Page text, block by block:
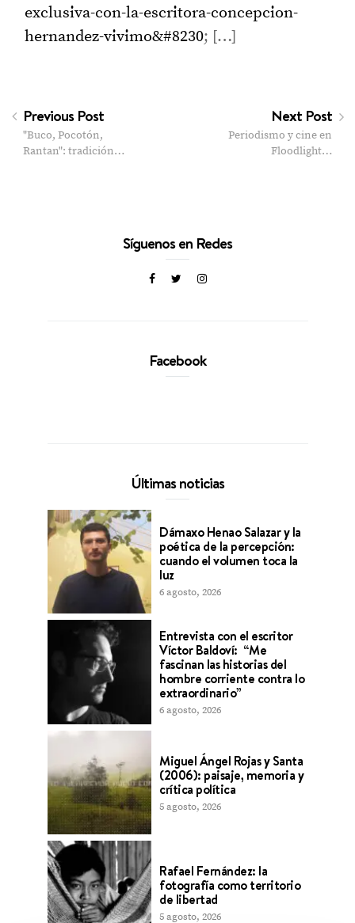
exclusiva-con-la-escritora-concepcion-
hernandez-vivimo&#8230; […]
Previous Post
"Buco, Pocotón,
Rantan": tradición…
Next Post
Periodismo y cine en
Floodlight…
Síguenos en Redes
Facebook
Últimas noticias
Dámaxo Henao Salazar y la
poética de la percepción:
cuando el volumen toca la
luz
6 agosto, 2026
Entrevista con el escritor
Víctor Baldoví: “Me
fascinan las historias del
hombre corriente contra lo
extraordinario”
6 agosto, 2026
Miguel Ángel Rojas y Santa
(2006): paisaje, memoria y
crítica política
5 agosto, 2026
Rafael Fernández: la
fotografía como territorio
de libertad
5 agosto, 2026